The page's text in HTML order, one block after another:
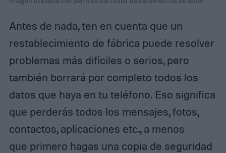
Antes de nada, ten en cuenta que un
restablecimiento de fábrica puede resolver
problemas más difíciles o serios, pero
también borrará por completo todos los
datos que haya en tu teléfono. Eso significa
que perderás todos los mensajes, fotos,
contactos, aplicaciones etc., a menos
que primero hagas una copia de seguridad